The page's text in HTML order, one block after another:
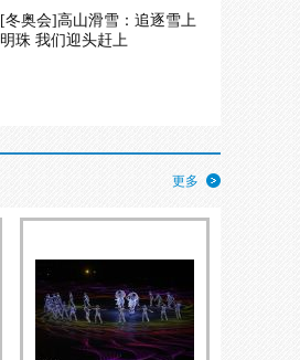
[冬奥会]高山滑雪：追逐雪上
明珠 我们迎头赶上
更多